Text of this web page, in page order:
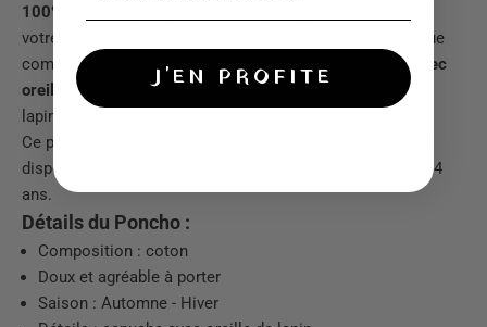
100% coton
votre enfant du froid hivernal. Ce vêtement d'hiver pratique
comporte des boutons à l'avant ainsi qu'une
capuche avec
oreilles de lapin
pour rendre encore plus chou votre
lapinou. 🐰
Ce poncho bébé hiver est disponible en 2 couleurs. Il est
disponible en plusieurs tailles : pour enfants âgés de 0 à 4
ans.
Détails du Poncho :
Composition : coton
Doux et agréable à porter
Saison : Automne - Hiver
J'EN PROFITE